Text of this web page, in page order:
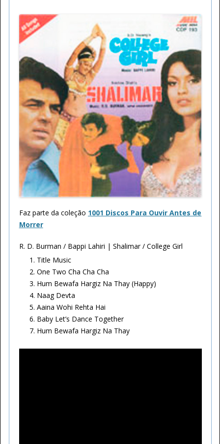
Faz parte da coleção 1001 Discos Para Ouvir Antes de
Morrer
R. D. Burman / Bappi Lahiri | Shalimar / College Girl
Title Music
One Two Cha Cha Cha
Hum Bewafa Hargiz Na Thay (Happy)
Naag Devta
Aaina Wohi Rehta Hai
Baby Let’s Dance Together
Hum Bewafa Hargiz Na Thay